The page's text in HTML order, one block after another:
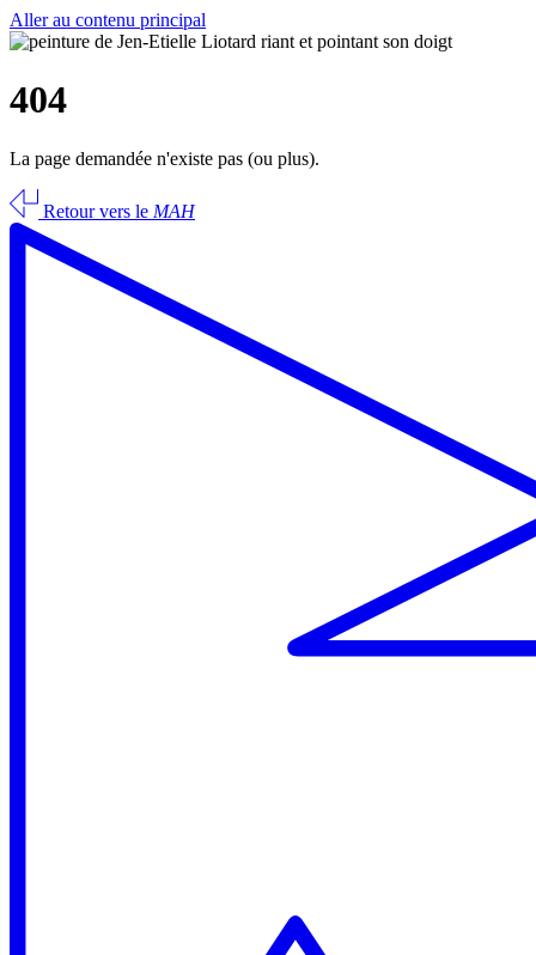
Aller au contenu principal
404
La page demandée n'existe pas (ou plus).
Retour vers le MAH